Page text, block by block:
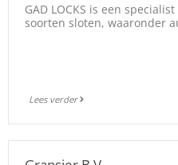
Lees verder
GAD LOCKS is een
soorten sloten, waaronder